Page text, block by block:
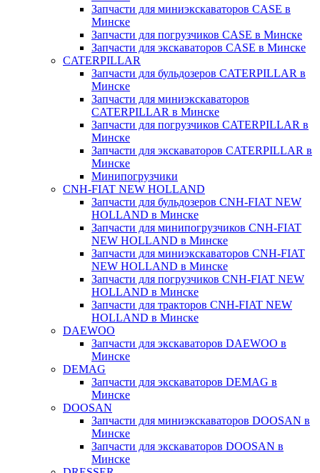
Запчасти для миниэкскаваторов CASE в
Минске
Запчасти для погрузчиков CASE в Минске
Запчасти для экскаваторов CASE в Минске
CATERPILLAR
Запчасти для бульдозеров CATERPILLAR в
Минске
Запчасти для миниэкскаваторов
CATERPILLAR в Минске
Запчасти для погрузчиков CATERPILLAR в
Минске
Запчасти для экскаваторов CATERPILLAR в
Минскe
Минипогрузчики
CNH-FIAT NEW HOLLAND
Запчасти для бульдозеров CNH-FIAT NEW
HOLLAND в Минске
Запчасти для минипогрузчиков CNH-FIAT
NEW HOLLAND в Минске
Запчасти для миниэкскаваторов CNH-FIAT
NEW HOLLAND в Минске
Запчасти для погрузчиков CNH-FIAT NEW
HOLLAND в Минске
Запчасти для тракторов CNH-FIAT NEW
HOLLAND в Минске
DAEWOO
Запчасти для экскаваторов DAEWOO в
Минске
DEMAG
Запчасти для экскаваторов DEMAG в
Минске
DOOSAN
Запчасти для миниэкскаваторов DOOSAN в
Минске
Запчасти для экскаваторов DOOSAN в
Минске